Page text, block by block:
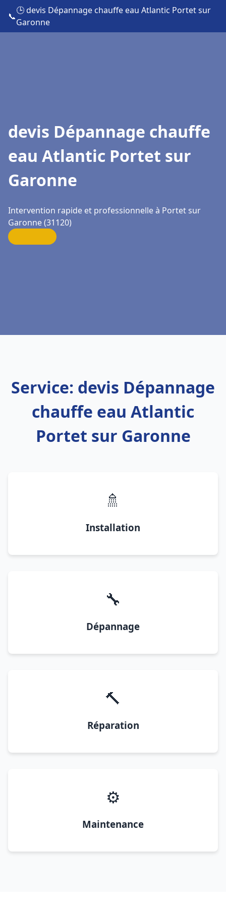
📞
🕒 devis Dépannage chauffe eau Atlantic Portet sur
Garonne
devis Dépannage chauffe
eau Atlantic Portet sur
Garonne
Intervention rapide et professionnelle à Portet sur
Garonne (31120)
Service: devis Dépannage
chauffe eau Atlantic
Portet sur Garonne
🚿
Installation
🔧
Dépannage
🔨
Réparation
⚙️
Maintenance